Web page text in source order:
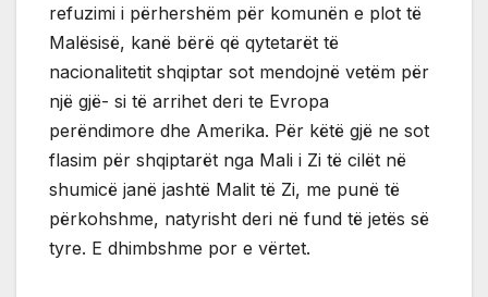
refuzimi i përhershëm për komunën e plot të
Malësisë, kanë bërë që qytetarët të
nacionalitetit shqiptar sot mendojnë vetëm për
një gjë- si të arrihet deri te Evropa
perëndimore dhe Amerika. Për këtë gjë ne sot
flasim për shqiptarët nga Mali i Zi të cilët në
shumicë janë jashtë Malit të Zi, me punë të
përkohshme, natyrisht deri në fund të jetës së
tyre. E dhimbshme por e vërtet.